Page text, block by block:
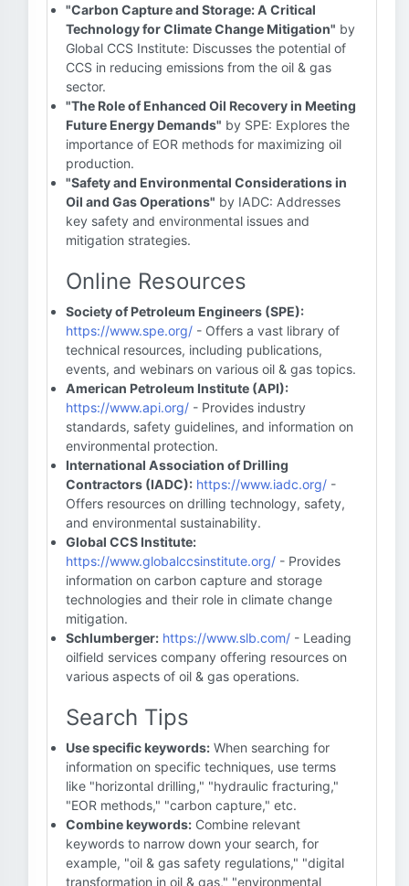
"Carbon Capture and Storage: A Critical
Technology for Climate Change Mitigation" by
Global CCS Institute: Discusses the potential of
CCS in reducing emissions from the oil & gas
sector.
"The Role of Enhanced Oil Recovery in Meeting
Future Energy Demands" by SPE: Explores the
importance of EOR methods for maximizing oil
production.
"Safety and Environmental Considerations in
Oil and Gas Operations" by IADC: Addresses
key safety and environmental issues and
mitigation strategies.
Online Resources
Society of Petroleum Engineers (SPE):
https://www.spe.org/ - Offers a vast library of
technical resources, including publications,
events, and webinars on various oil & gas topics.
American Petroleum Institute (API):
https://www.api.org/ - Provides industry
standards, safety guidelines, and information on
environmental protection.
International Association of Drilling
Contractors (IADC): https://www.iadc.org/ -
Offers resources on drilling technology, safety,
and environmental sustainability.
Global CCS Institute:
https://www.globalccsinstitute.org/ - Provides
information on carbon capture and storage
technologies and their role in climate change
mitigation.
Schlumberger: https://www.slb.com/ - Leading
oilfield services company offering resources on
various aspects of oil & gas operations.
Search Tips
Use specific keywords: When searching for
information on specific techniques, use terms
like "horizontal drilling," "hydraulic fracturing,"
"EOR methods," "carbon capture," etc.
Combine keywords: Combine relevant
keywords to narrow down your search, for
example, "oil & gas safety regulations," "digital
transformation in oil & gas," "environmental